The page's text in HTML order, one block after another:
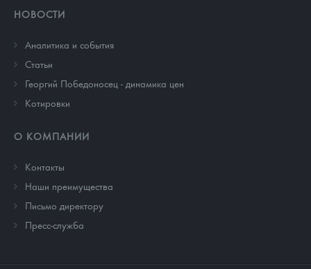
НОВОСТИ
Аналитика и события
Cтатьи
Георгий Победоносец - динамика цен
Котировки
О КОМПАНИИ
Контакты
Наши преимущества
Письмо директору
Пресс-служба